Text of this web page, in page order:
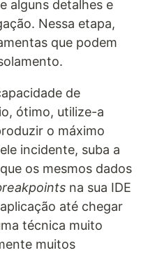
alguns detalhes e
Nessa etapa,
que podem
de
ótimo, utilize-a
o máximo
incidente, suba a
os mesmos dados
na sua IDE
até chegar
técnica muito
muitos